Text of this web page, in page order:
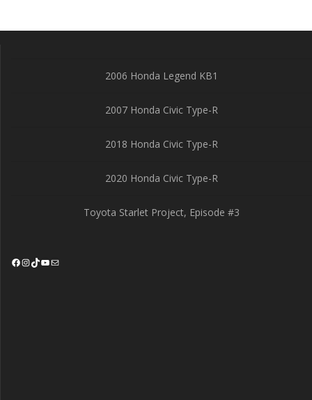
2006 Honda Legend KB1
2007 Honda Civic Type-R
2018 Honda Civic Type-R
2020 Honda Civic Type-R
Toyota Starlet Project, Episode #3
Facebook
Instagram
TikTok
YouTube
Mail